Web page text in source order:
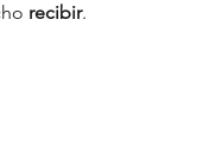
recibir.